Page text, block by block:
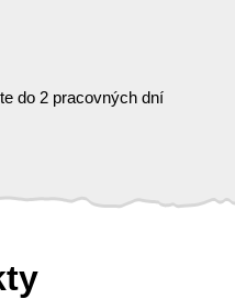
do 2 pracovných dní